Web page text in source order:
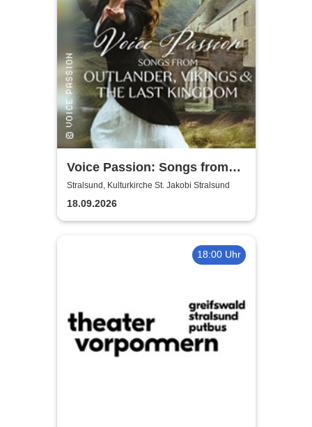
Voice Passion: Songs from
Outlander, Vikings & The Last
Kingdom
Stralsund, Kulturkirche St. Jakobi Stralsund
18.09.2026
18:00 Uhr